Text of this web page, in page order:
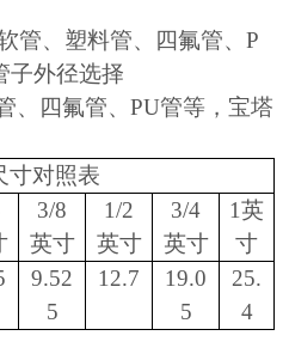
管、塑料管、四氟管、P
子外径选择
、四氟管、PU管等，宝塔
寸对照表
3/8
英寸
1/2
英寸
3/4
英寸
1英
寸
9.52
5
12.7
19.0
5
25.
4